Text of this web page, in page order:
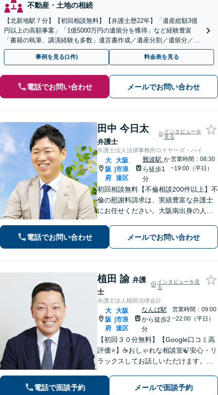
不動産・土地の相続
【北新地駅７分】【初回相談無料】【弁護士歴22年】「遺産総額3億
円以上の高額事案」「1億5000万円の遺留分を獲得」など経験豊富
「書籍の執筆、講演経験も多数」遺言書作成／遺産分割／遺留分／相
続放棄など【休日・夜間面談可】【完全個室対応】
事例を見る(1件) 料金表を見る
電話でお問い合わせ メールでお問い合わせ
田中 今日太
弁護士
インタビューを
見る
弁護士法人法律事務所ロイヤーズ・ハイ
大
阪
府
|
大阪
市浪
速区
難波駅 か
ら徒歩1
分
営業時間：08:30
~19:00（平日）
初回相談無料【不倫相談200件以上】不
倫の慰謝料請求は、実績豊富な弁護士
にお任せください。大阪南出身の人情
通事故に遭われてお困りの方はお気軽
にお電話ください【当日／夜間／休日
電話でお問い合わせ メールでお問い合わせ
植田 諭 弁護
士
インタビューを見
る
弁護士法人植田法律会計
大
阪
府
|
大阪
市浪
速区
なんば駅
から徒歩2
分
営業時間：09:00
~22:00（平日）
【初回３０分無料】【Google口コミ高
評価⭐️】☕️おしゃれな相談室🍃安心・リ
ラックスしてお話しいただけます。ネ
策を一緒に考えていきましょう！【土
曜・夜間◎】
電話で面談予約 メールで面談予約